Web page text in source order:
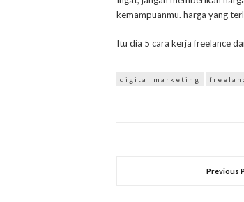
kemampuanmu. harga yang
Itu dia 5 cara kerja freelance
digital marketing
Previous